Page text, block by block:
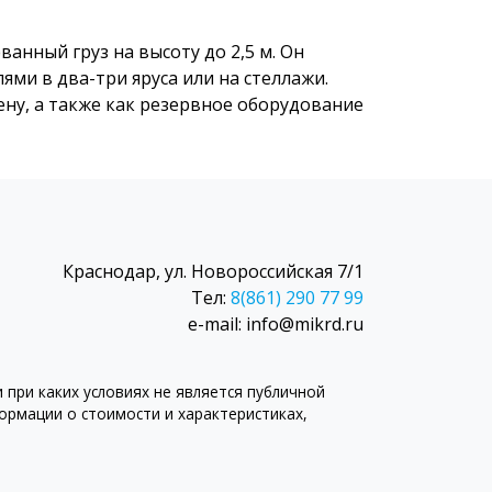
груз на высоту до 2,5 м. Он
в два-три яруса или на стеллажи.
а также как резервное оборудование
Краснодар, ул. Новороссийская 7/1
Тел: 8(861) 290 77 99
e-mail: info@mikrd.ru
каких условиях не является публичной
о стоимости и характеристиках,